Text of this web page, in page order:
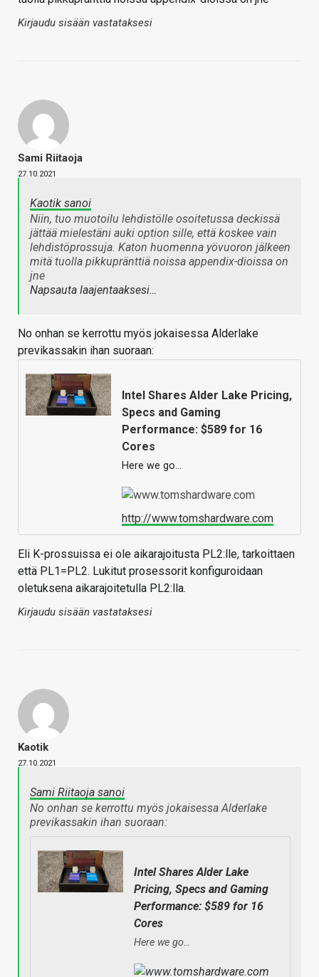
Kirjaudu sisään vastataksesi
Sami Riitaoja
27.10.2021
Kaotik sanoi
Niin, tuo muotoilu lehdistölle osoitetussa deckissä
jättää mielestäni auki option sille, että koskee vain
lehdistöprossuja. Katon huomenna yövuoron jälkeen
mitä tuolla pikkupränttiä noissa appendix-dioissa on
jne
Napsauta laajentaaksesi…
No onhan se kerrottu myös jokaisessa Alderlake
previkassakin ihan suoraan:
Intel Shares Alder Lake Pricing,
Specs and Gaming
Performance: $589 for 16
Cores
Here we go…
http://www.tomshardware.com
Eli K-prossuissa ei ole aikarajoitusta PL2:lle, tarkoittaen
että PL1=PL2. Lukitut prosessorit konfiguroidaan
oletuksena aikarajoitetulla PL2:lla.
Kirjaudu sisään vastataksesi
Kaotik
27.10.2021
Sami Riitaoja sanoi
No onhan se kerrottu myös jokaisessa Alderlake
previkassakin ihan suoraan:
Intel Shares Alder Lake
Pricing, Specs and Gaming
Performance: $589 for 16
Cores
Here we go…